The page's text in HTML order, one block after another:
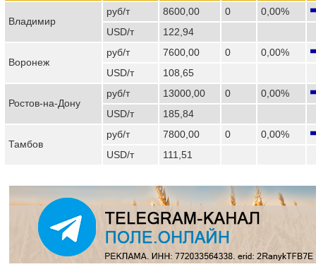
Владимир
руб/т 8600,00 0
0,00%
USD/т
122,94
Воронеж
руб/т 7600,00 0
0,00%
USD/т
108,65
Ростов-на-Дону
руб/т 13000,00 0
0,00%
USD/т
185,84
Тамбов
руб/т 7800,00 0
0,00%
USD/т
111,51